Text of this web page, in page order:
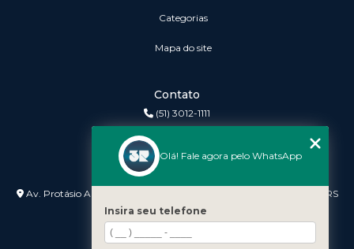
Categorias
Mapa do site
Contato
(51) 3012-1111
Endereço
Av. Protásio Alves nº 3240 Lojas 7 e 8 - Petrópolis - Porto Alegre - RS
- 90410-007
Olá! Fale agora pelo WhatsApp
Insira seu telefone